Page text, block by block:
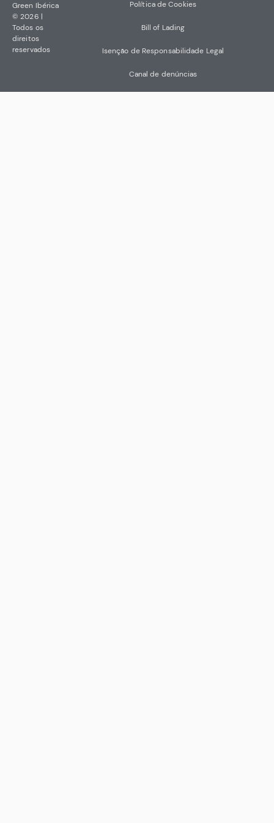
Green Ibérica
© 2026 |
Todos os
direitos
reservados
Política de Cookies
Bill of Lading
Isenção de Responsabilidade Legal
Canal de denúncias